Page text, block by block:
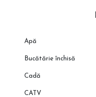
Apă
Bucătărie închisă
Cadă
CATV